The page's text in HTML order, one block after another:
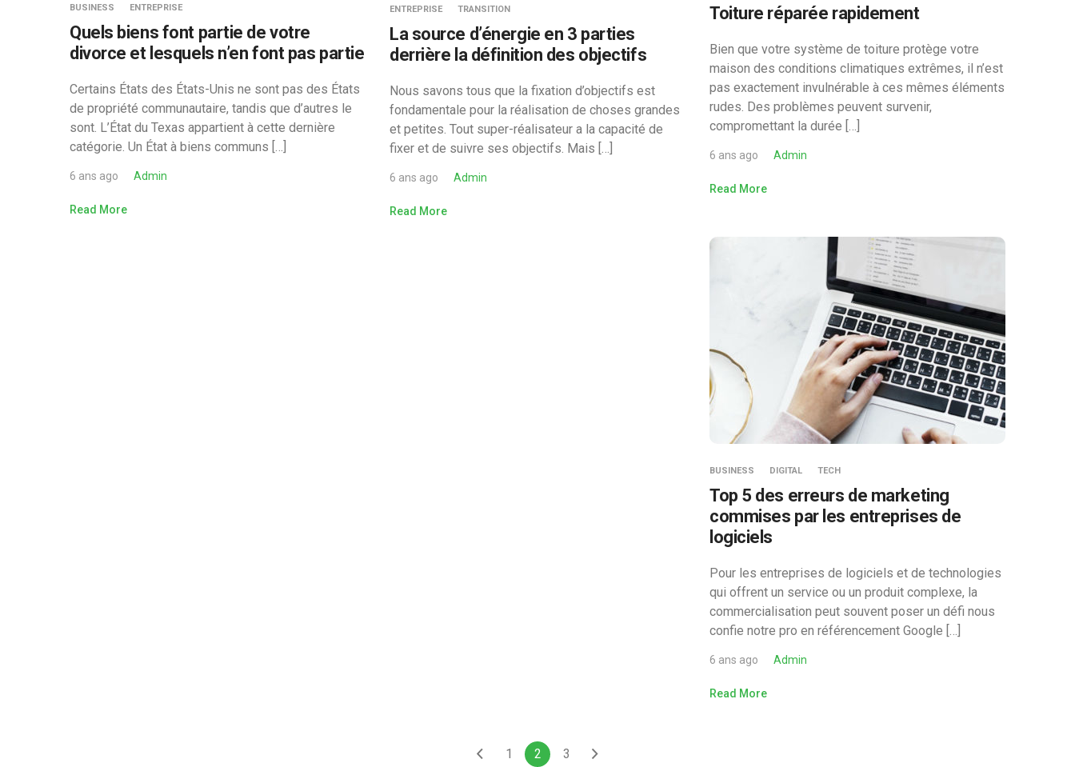
Toiture réparée rapidement
Bien que votre système de toiture protège votre
maison des conditions climatiques extrêmes, il n’est
pas exactement invulnérable à ces mêmes éléments
rudes. Des problèmes peuvent survenir,
compromettant la durée […]
6 ans ago Admin
Read More
BUSINESS ENTREPRISE
Quels biens font partie de votre
divorce et lesquels n’en font pas partie
Certains États des États-Unis ne sont pas des États
de propriété communautaire, tandis que d’autres le
sont. L’État du Texas appartient à cette dernière
catégorie. Un État à biens communs […]
6 ans ago Admin
Read More
ENTREPRISE TRANSITION
La source d’énergie en 3 parties
derrière la définition des objectifs
Nous savons tous que la fixation d’objectifs est
fondamentale pour la réalisation de choses grandes
et petites. Tout super-réalisateur a la capacité de
fixer et de suivre ses objectifs. Mais […]
6 ans ago Admin
Read More
BUSINESS DIGITAL TECH
Top 5 des erreurs de marketing
commises par les entreprises de
logiciels
Pour les entreprises de logiciels et de technologies
qui offrent un service ou un produit complexe, la
commercialisation peut souvent poser un défi nous
confie notre pro en référencement Google […]
6 ans ago Admin
Read More
1 2 3